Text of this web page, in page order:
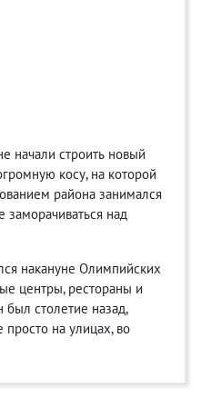
начали строить новый
косу, на которой
района занимался
над
накануне Олимпийских
центры, рестораны и
столетие назад,
на улицах, во